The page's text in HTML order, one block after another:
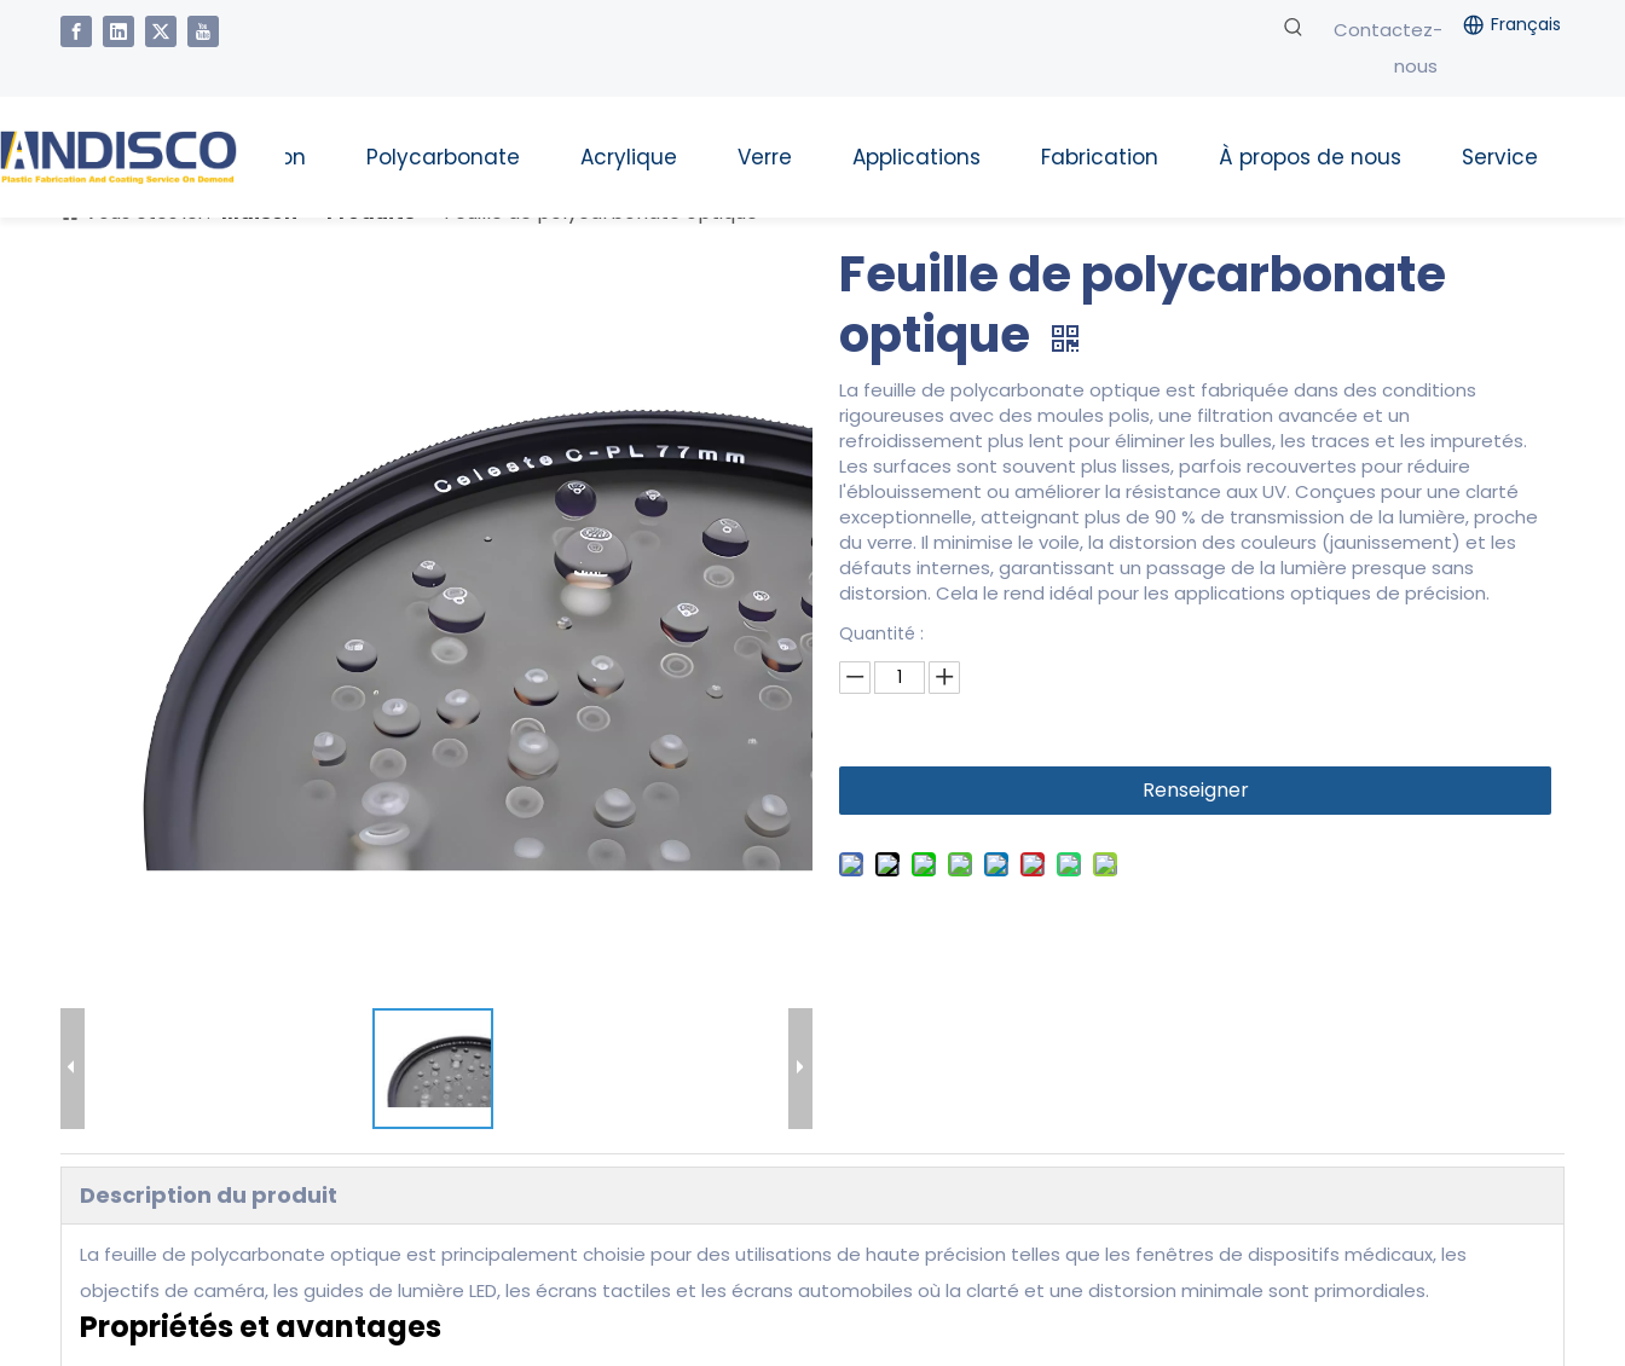
Contactez-
nous
Français
Maison Polycarbonate Acrylique Verre Applications Fabrication À propos de nous Service
Vous êtes ici : Maison Produits Feuille de polycarbonate optique
Feuille de polycarbonate
optique
La feuille de polycarbonate optique est fabriquée dans des conditions
rigoureuses avec des moules polis, une filtration avancée et un
refroidissement plus lent pour éliminer les bulles, les traces et les impuretés.
Les surfaces sont souvent plus lisses, parfois recouvertes pour réduire
l'éblouissement ou améliorer la résistance aux UV. Conçues pour une clarté
exceptionnelle, atteignant plus de 90 % de transmission de la lumière, proche
du verre. Il minimise le voile, la distorsion des couleurs (jaunissement) et les
défauts internes, garantissant un passage de la lumière presque sans
distorsion. Cela le rend idéal pour les applications optiques de précision.
Quantité :
Renseigner
Description du produit
La feuille de polycarbonate optique est principalement choisie pour des utilisations de haute précision telles que les fenêtres de dispositifs médicaux, les
objectifs de caméra, les guides de lumière LED, les écrans tactiles et les écrans automobiles où la clarté et une distorsion minimale sont primordiales.
Propriétés et avantages